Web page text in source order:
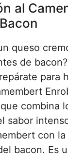
al
queso
de
para
combina
sabor
con
bacon. Es